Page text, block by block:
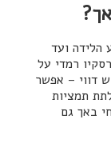
הלידה ועד
רמדי על
דווי – אפשר
תמציות
באך גם